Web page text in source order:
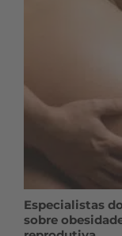
Especialistas
sobre